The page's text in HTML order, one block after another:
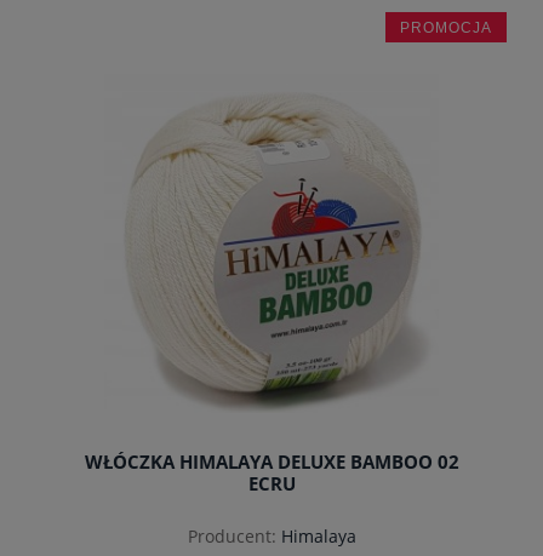
WŁÓCZKA HIMALAYA DELUXE BAMBOO 02
ECRU
Producent: Himalaya
PROMOCJA